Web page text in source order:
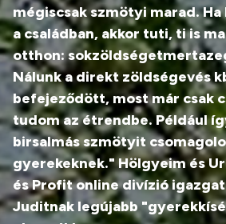
mégiscsak szmötyi marad. Ha
a családban, akkor tuti, ti is
otthon:
Nálunk a direkt zöldségevés
befejeződött, most már csak
tudom az étrendbe. Például
birsalmás szmötyit
gyerekeknek." Hölgyeim és
és Profit online divízió
Juditnak legújabb